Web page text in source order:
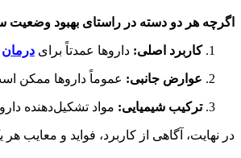
اگرچه هر دو دسته در راستای بهبود
کاربرد اصلی: داروها عمدتاً برای درمان
عوارض جانبی: عموماً داروها ممکن
ترکیب شیمیایی: مواد تشکیل‌دهنده
در نهایت، آگاهی از کاربرد، فواید و معایب